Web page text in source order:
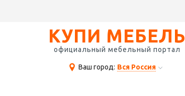
КУПИ МЕБЕЛЬ
официальный мебельный портал
Ваш город: Вся Россия